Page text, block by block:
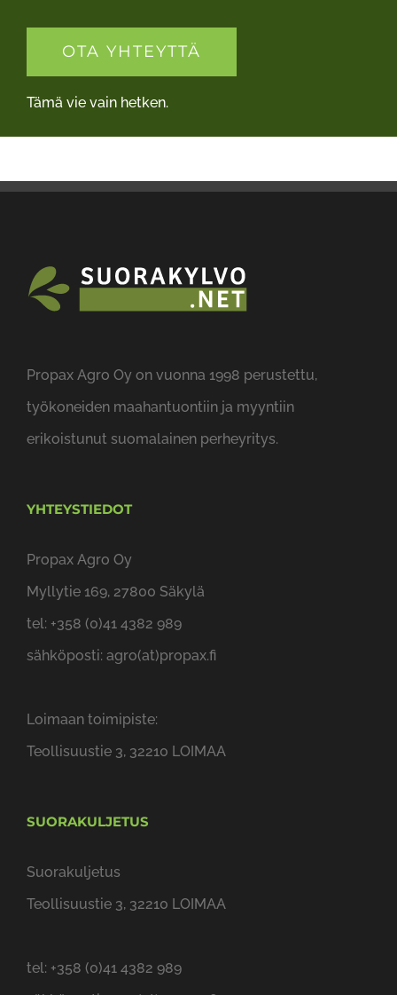
OTA YHTEYTTÄ
Tämä vie vain hetken.
Propax Agro Oy on vuonna 1998 perustettu,
työkoneiden maahantuontiin ja myyntiin
erikoistunut suomalainen perheyritys.
YHTEYSTIEDOT
Propax Agro Oy
Myllytie 169, 27800 Säkylä
tel: +358 (0)41 4382 989
sähköposti: agro(at)propax.fi
Loimaan toimipiste:
Teollisuustie 3, 32210 LOIMAA
SUORAKULJETUS
Suorakuljetus
Teollisuustie 3, 32210 LOIMAA
tel: +358 (0)41 4382 989